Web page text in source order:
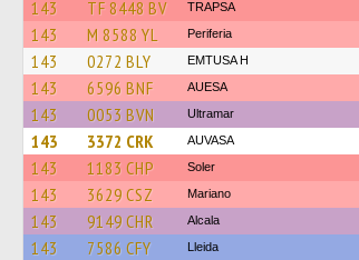
143 TF 8448 BV TRAPSA
143 M 8588 YL Periferia
143 0272 BLY EMTUSA H
143 6596 BNF AUESA
143 0053 BVN Ultramar
143 3372 CRK AUVASA
143 1183 CHP Soler
143 3629 CSZ Mariano
143 9149 CHR Alcala
143 7586 CFY Lleida